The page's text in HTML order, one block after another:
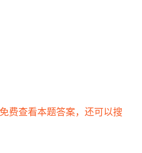
费查看本题答案，还可以搜